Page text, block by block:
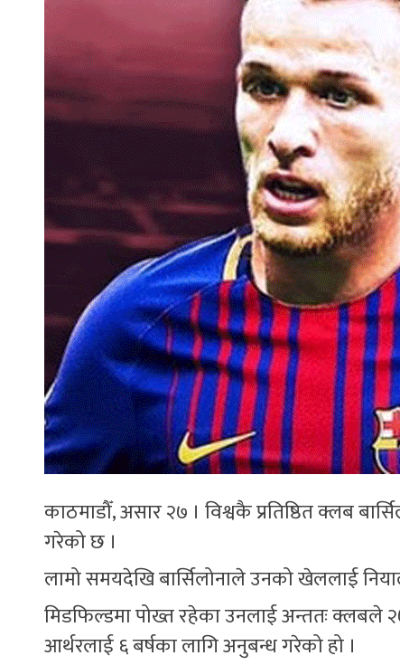
काठमाडौँ, असार २७ । विश्वकै प्रतिष्ठित क्लब
गरेको छ ।
लामो समयदेखि बार्सिलोनाले उनको खेललाई
मिडफिल्डमा पोख्त रहेका उनलाई अन्ततः क्लबले
आर्थरलाई ६ बर्षका लागि अनुबन्ध गरेको हो ।